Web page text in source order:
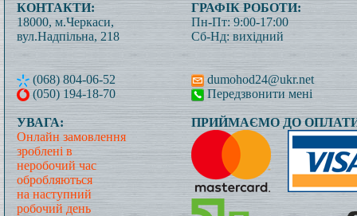
КОНТАКТИ:
18000, м.Черкаси,
вул.Надпільна, 218
(068) 804-06-52
(050) 194-18-70
ГРАФІК РОБОТИ:
Пн-Пт: 9:00-17:00
Сб-Нд: вихідний
dumohod24@ukr.net
Передзвонити мені
УВАГА:
Онлайн замовлення
зроблені в
неробочий час
обробляються
на наступний
робочий день
ПРИЙМАЄМО ДО